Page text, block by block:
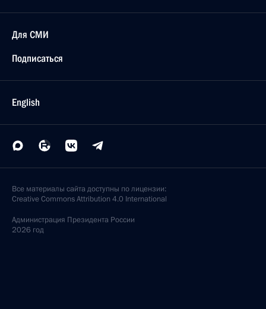
Для СМИ
Подписаться
English
Все материалы сайта доступны по лицензии:
Creative Commons Attribution 4.0 International
Администрация Президента России
2026 год